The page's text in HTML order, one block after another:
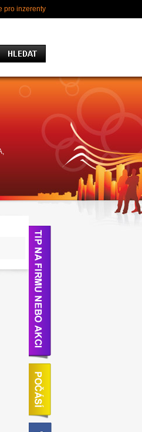
pro inzerenty
Divadlo
Pohádky do kapsy (Luděk Horký)
DIVADLO MALÁ SCÉNA ZLÍN
Ani o den dýl!
| Městské divadlo Zlín